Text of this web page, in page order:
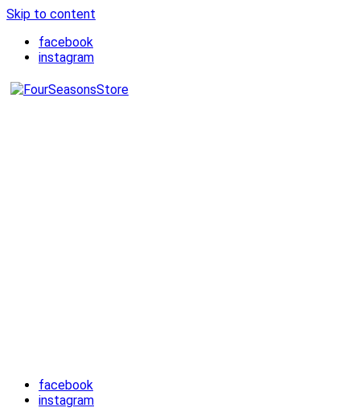
Skip to content
facebook
instagram
facebook
instagram